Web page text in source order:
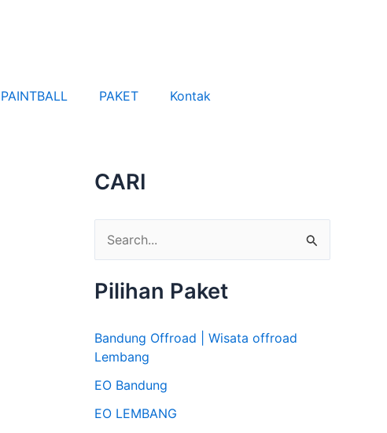
PAINTBALL PAKET Kontak
CARI
u
t
u
Pilihan Paket
Bandung Offroad | Wisata offroad
Lembang
EO Bandung
EO LEMBANG